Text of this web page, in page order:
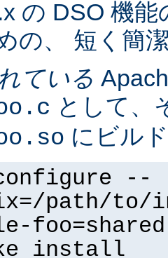
の DSO 機
の、 短く簡
ている
として、
にビル
--
path/
foo=shared
install